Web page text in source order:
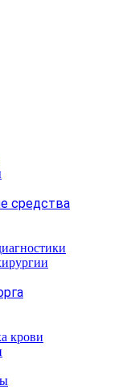
средства
крови